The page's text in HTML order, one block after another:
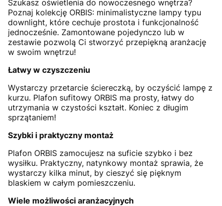
Szukasz oświetlenia do nowoczesnego wnętrza?
Poznaj kolekcję ORBIS: minimalistyczne lampy typu
downlight, które cechuje prostota i funkcjonalność
jednocześnie. Zamontowane pojedynczo lub w
zestawie pozwolą Ci stworzyć przepiękną aranżację
w swoim wnętrzu!
Łatwy w czyszczeniu
Wystarczy przetarcie ściereczką, by oczyścić lampę z
kurzu. Plafon sufitowy ORBIS ma prosty, łatwy do
utrzymania w czystości kształt. Koniec z długim
sprzątaniem!
Szybki i praktyczny montaż
Plafon ORBIS zamocujesz na suficie szybko i bez
wysiłku. Praktyczny, natynkowy montaż sprawia, że
wystarczy kilka minut, by cieszyć się pięknym
blaskiem w całym pomieszczeniu.
Wiele możliwości aranżacyjnych